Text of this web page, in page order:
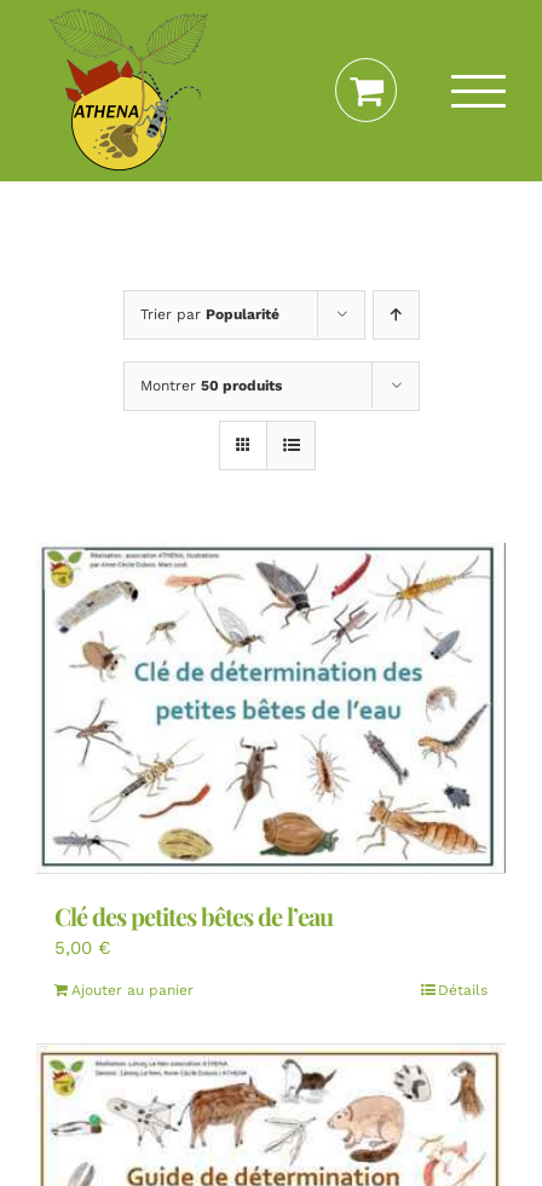
Passer
contenu
Trier par Popularité
Montrer 50 produits
Clé des petites bêtes de l’eau
5,00 €
Ajouter au panier Détails